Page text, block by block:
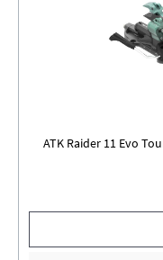
ATK Raider 11 Evo